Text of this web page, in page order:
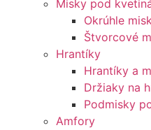
Misky pod
Okrúhle
Štvorcové
Hrantíky
Hrantíky a
Držiaky na
Podmisky
Amfory